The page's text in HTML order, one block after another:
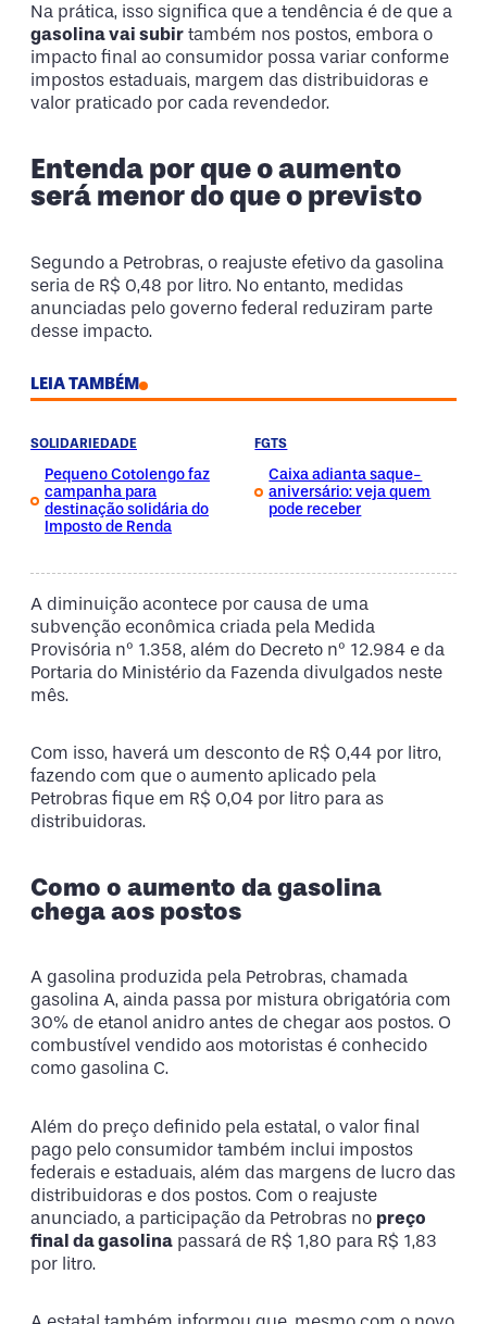
Na prática, isso significa que a tendência é de que a
gasolina vai subir também nos postos, embora o
impacto final ao consumidor possa variar conforme
impostos estaduais, margem das distribuidoras e
valor praticado por cada revendedor.
Entenda por que o aumento
será menor do que o previsto
Segundo a Petrobras, o reajuste efetivo da gasolina
seria de R$ 0,48 por litro. No entanto, medidas
anunciadas pelo governo federal reduziram parte
desse impacto.
LEIA TAMBÉM
SOLIDARIEDADE
Pequeno Cotolengo faz
campanha para
destinação solidária do
Imposto de Renda
FGTS
Caixa adianta saque-
aniversário: veja quem
pode receber
A diminuição acontece por causa de uma
subvenção econômica criada pela Medida
Provisória nº 1.358, além do Decreto nº 12.984 e da
Portaria do Ministério da Fazenda divulgados neste
mês.
Com isso, haverá um desconto de R$ 0,44 por litro,
fazendo com que o aumento aplicado pela
Petrobras fique em R$ 0,04 por litro para as
distribuidoras.
Como o aumento da gasolina
chega aos postos
A gasolina produzida pela Petrobras, chamada
gasolina A, ainda passa por mistura obrigatória com
30% de etanol anidro antes de chegar aos postos. O
combustível vendido aos motoristas é conhecido
como gasolina C.
Além do preço definido pela estatal, o valor final
pago pelo consumidor também inclui impostos
federais e estaduais, além das margens de lucro das
distribuidoras e dos postos. Com o reajuste
anunciado, a participação da Petrobras no preço
final da gasolina passará de R$ 1,80 para R$ 1,83
por litro.